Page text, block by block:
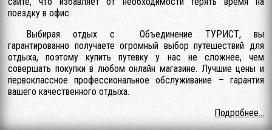
поездку в офис.
Выбирая отдых с Объединение ТУРИСТ, вы
гарантированно получаете огромный выбор путешествий для
отдыха, поэтому купить путевку у нас не сложнее, чем
совершать покупки в любом онлайн магазине. Лучшие цены и
первоклассное профессиональное обслуживание – гарантия
вашего качественного отдыха.
Подробнее...